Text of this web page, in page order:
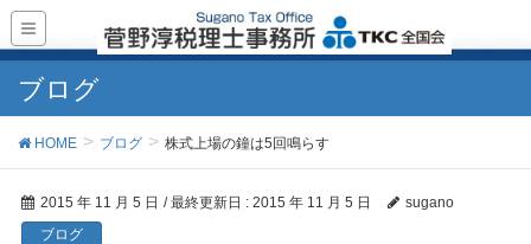
ブログ
HOME ブログ 株式上場の鐘は5回鳴らす
2015 年 11 月 5 日 / 最終更新日 : 2015 年 11 月 5 日
sugano
ブログ